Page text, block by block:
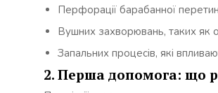
Перфорації барабанної
Вушних захворювань, таких як
Запальних процесів, які
2. Перша допомога: що